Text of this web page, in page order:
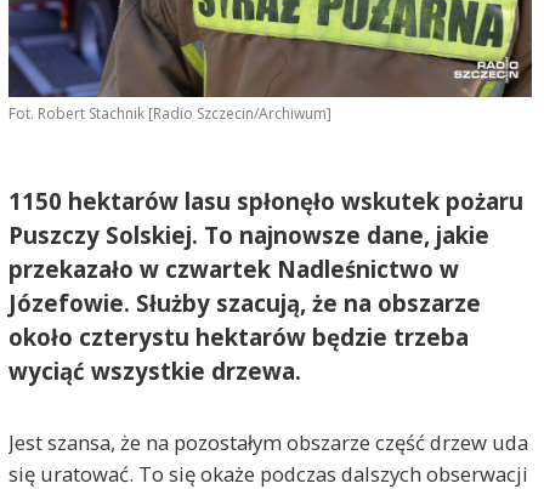
Fot. Robert Stachnik [Radio Szczecin/Archiwum]
1150 hektarów lasu spłonęło wskutek pożaru
Puszczy Solskiej. To najnowsze dane, jakie
przekazało w czwartek Nadleśnictwo w
Józefowie. Służby szacują, że na obszarze
około czterystu hektarów będzie trzeba
wyciąć wszystkie drzewa.
Jest szansa, że na pozostałym obszarze część drzew uda
się uratować. To się okaże podczas dalszych obserwacji